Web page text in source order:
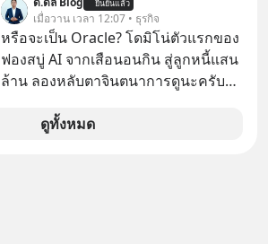
เปลี่ยนสี” McConaughey ดาราดาวรุ่ง
ในยุคหนึ่ง เคยปฏิเสธเงินค่าตัวหนังรอม
คอมที่สูงถึง 14.5 ล้านดอลลาร์ (หรือ
ราว 500 ล้านบาท) เพียงเพราะเขาไม่
อยากขังตัวเองไว้ในกล่องเดิมๆ ผลที่
ตามมาคือ โทรศัพท์ของเขากลายเป็น
ความเงียบสนิทนานถึง 14 เดือนเต็ม แต่
ยืนยันแล้ว
เมื่อวาน เวลา 12:07 • ธุรกิจ
หรือจะเป็น Oracle? โดมิโน่ตัวแรกของ
ฟองสบู่ AI จากเสือนอนกิน สู่ลูกหนี้แสน
ล้าน ลองหลับตาจินตนาการดูนะครับว่า
ว่าเขี้ยวลากดินสุดๆ มันจะน่าปวดหัว
ดูทั้งหมด